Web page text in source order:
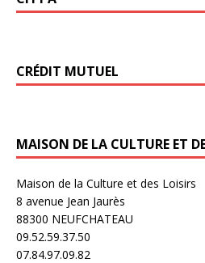
CRÉDIT MUTUEL
MAISON DE LA CULTURE ET
Maison de la Culture et des Loisirs
8 avenue Jean Jaurès
88300 NEUFCHATEAU
09.52.59.37.50
07.84.97.09.82